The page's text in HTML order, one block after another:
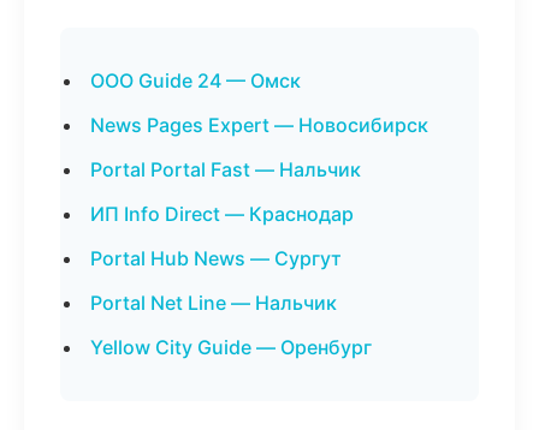
ООО Guide 24 — Омск
News Pages Expert — Новосибирск
Portal Portal Fast — Нальчик
ИП Info Direct — Краснодар
Portal Hub News — Сургут
Portal Net Line — Нальчик
Yellow City Guide — Оренбург